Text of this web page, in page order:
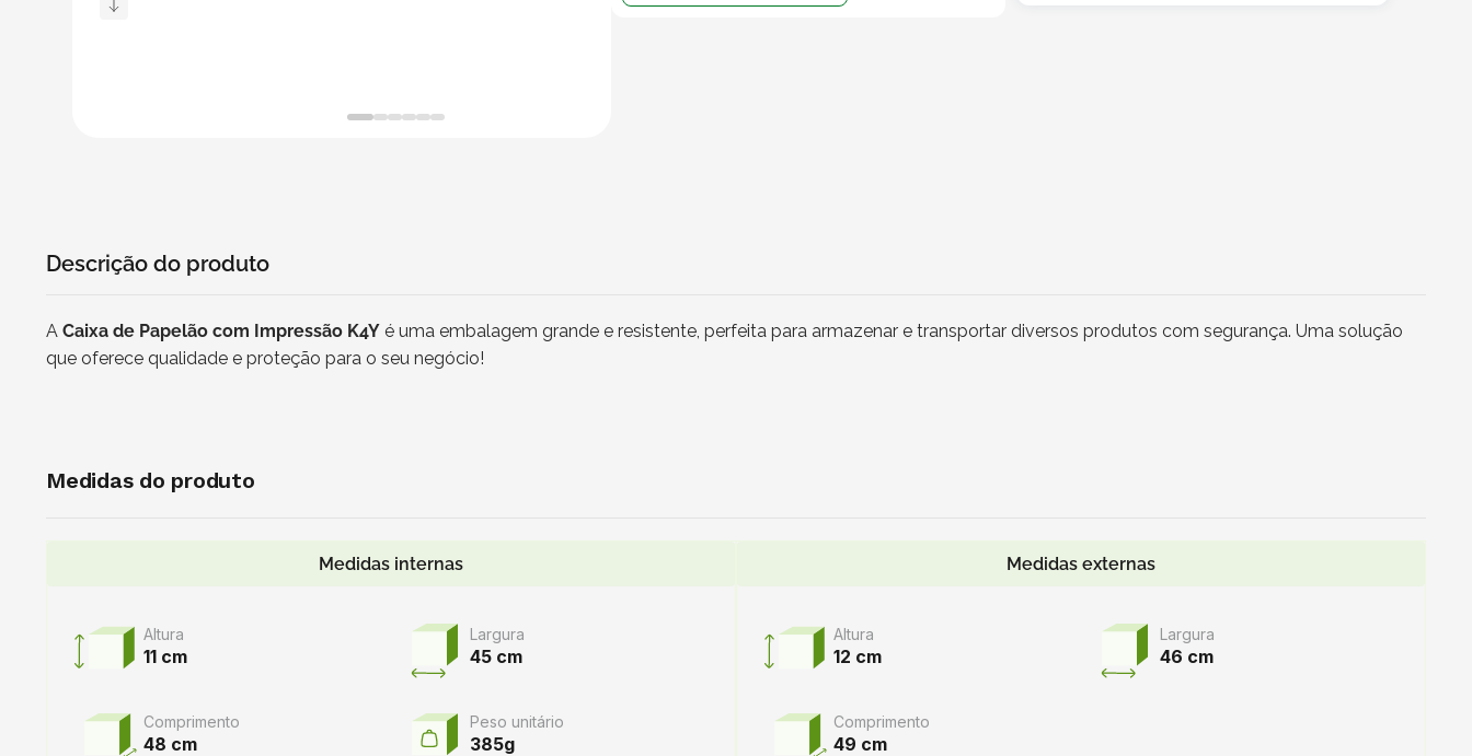
Descrição do produto
A Caixa de Papelão com Impressão K4Y é uma embalagem grande e resistente, perfeita para armazenar e transportar diversos produtos com segurança. Uma solução
que oferece qualidade e proteção para o seu negócio!
Medidas do produto
Medidas internas
Altura
11 cm
Largura
45 cm
Comprimento
48 cm
Peso unitário
385g
Medidas externas
Altura
12 cm
Largura
46 cm
Comprimento
49 cm
papel semente